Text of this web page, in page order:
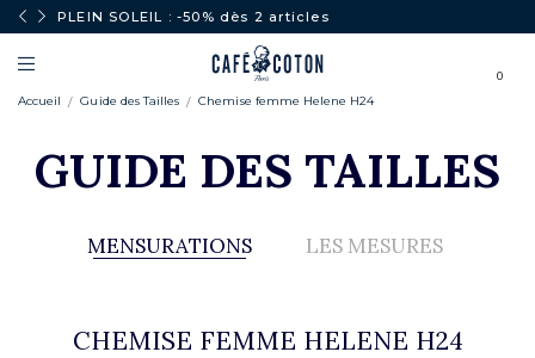
PLEIN SOLEIL : -50% dès 2 articles
0
Accueil Guide des Tailles Chemise femme Helene H24
GUIDE DES TAILLES
MENSURATIONS
CHEMISE FEMME HELENE H24
LES MESURES